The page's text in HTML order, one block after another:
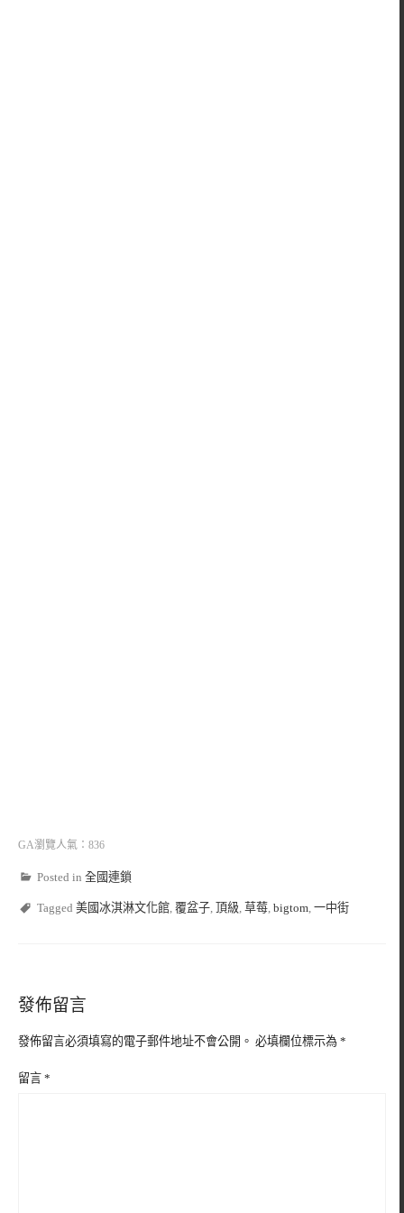
GA瀏覽人氣：836
Posted in 全國連鎖
Tagged 美國冰淇淋文化館 覆盆子 頂級 草莓 bigtom 一中街
發佈留言
發佈留言必須填寫的電子郵件地址不會公開。 必填欄位標示為 *
留言 *